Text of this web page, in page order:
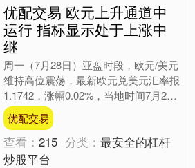
优配交易 欧元上升通道中
运行 指标显示处于上涨中
继
周一（7月28日）亚盘时段，欧元/美元
维持高位震荡，最新欧元兑美元汇率报
1.1742，涨幅0.02%，当地时间7月27
日，美国与欧盟在苏格兰特恩贝里敲定
框架性贸....
优配交易
查看：215 分类：最安全的杠杆
炒股平台